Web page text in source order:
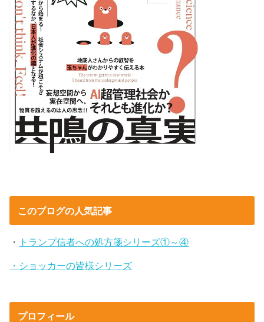
このブログの人気記事
・ トランプ信者への処方箋シリーズ①～④
・ショッカーの皆様シリーズ
プロフィール